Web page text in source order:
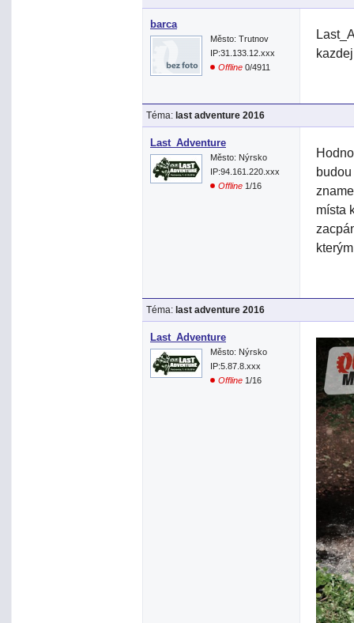
barca
Město: Trutnov
IP:31.133.12.xxx
Offline 0/4911
Téma: last adventure 2016
Last_Adventure
Město: Nýrsko
IP:94.161.220.xxx
Offline 1/16
místa
Téma: last adventure 2016
Last_Adventure
Město: Nýrsko
IP:5.87.8.xxx
Offline 1/16